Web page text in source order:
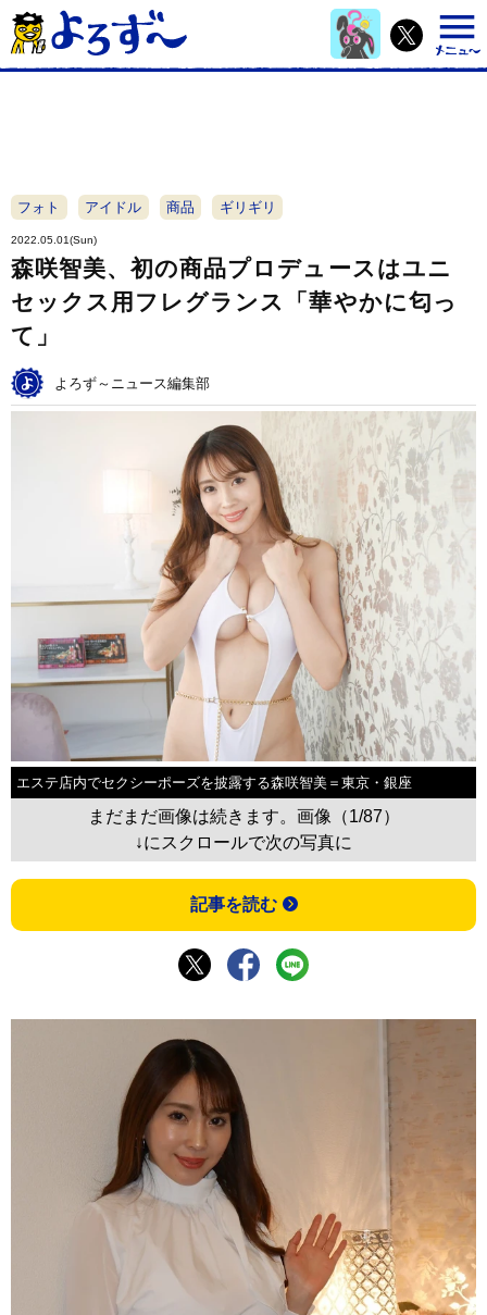
フォト アイドル 商品 ギリギリ
2022.05.01(Sun)
森咲智美、初の商品プロデュースはユニ
セックス用フレグランス「華やかに匂っ
て」
よろず～ニュース編集部
エステ店内でセクシーポーズを披露する森咲智美＝東京・銀座
まだまだ画像は続きます。画像（1/87）
↓にスクロールで次の写真に
記事を読む